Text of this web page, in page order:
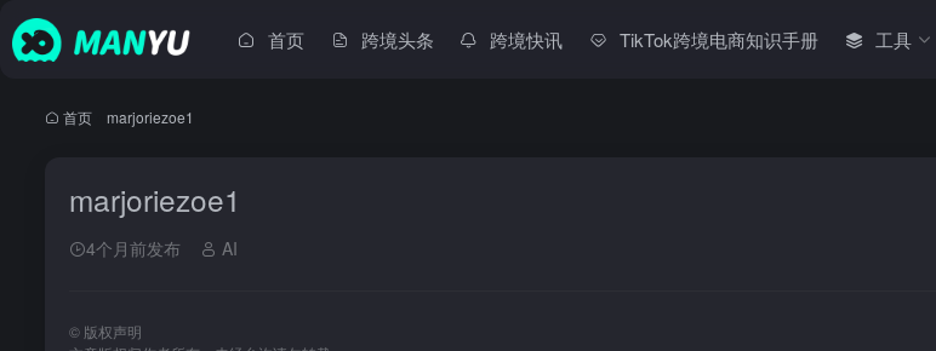
首页 跨境头条 跨境快讯 TikTok跨境电商知识手册 工具
首页 marjoriezoe1
marjoriezoe1
4个月前发布 AI
© 版权声明